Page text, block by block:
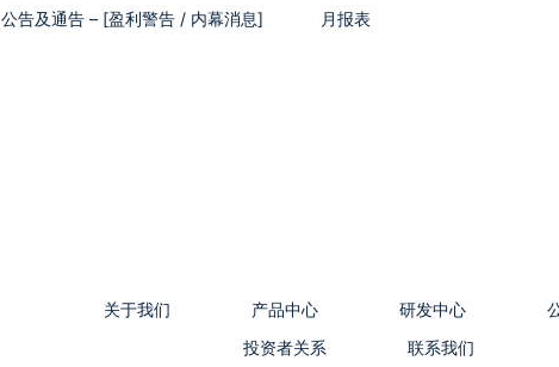
公告及通告 – [盈利警告 / 内幕消息] 月报表
关于我们 产品中心 研发中心
投资者关系
联系我们